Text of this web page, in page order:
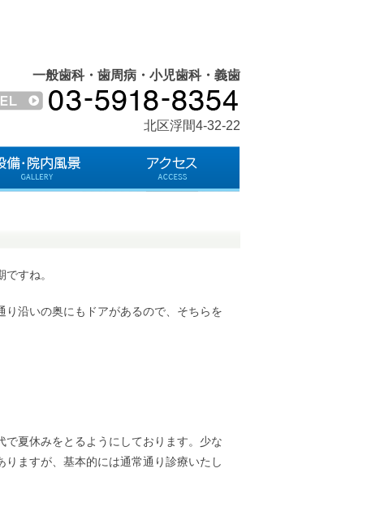
一般歯科・歯周病・小児歯科・義歯
北区浮間4-32-22
すね。
沿いの奥にもドアがあるので、そちらを
夏休みをとるようにしております。少な
ますが、基本的には通常通り診療いたし